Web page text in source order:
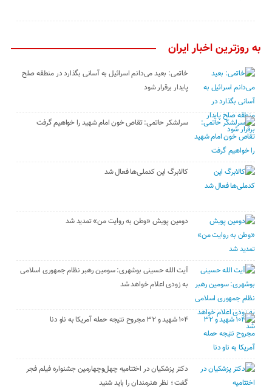
به روزترین اخبار ایران
خاتمی: بعید می‌دانم اسرائیل به آسانی بگذارد در منطقه صلح
پایدار برقرار شود
سرلشکر حاتمی: تقاص خون امام شهید را خواهیم گرفت
کالابرگ این کدملی‌ها فعال شد
دومین پویش «وطن به روایت من» تمدید شد
آیت الله حسینی بوشهری: سومین رهبر نظام جمهوری اسلامی
به زودی اعلام خواهد شد
۱۰۴ شهید و ۳۲ مجروح نتیجه حمله آمریکا به ناو دنا
دکتر پزشکیان در اختتامیه چهل‌وچهارمین جشنواره فیلم فجر
گفت ؛ نظر هنرمندان را باید شنید